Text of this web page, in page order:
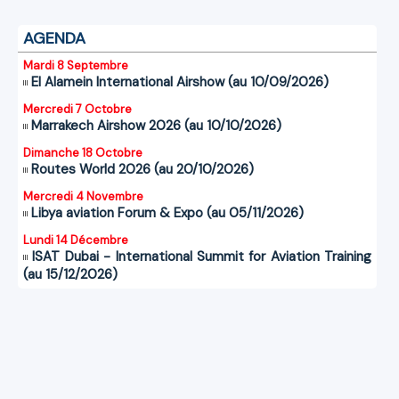
AGENDA
Mardi 8 Septembre
El Alamein International Airshow (au 10/09/2026)
Mercredi 7 Octobre
Marrakech Airshow 2026 (au 10/10/2026)
Dimanche 18 Octobre
Routes World 2026 (au 20/10/2026)
Mercredi 4 Novembre
Libya aviation Forum & Expo (au 05/11/2026)
Lundi 14 Décembre
ISAT Dubai - International Summit for Aviation Training
(au 15/12/2026)